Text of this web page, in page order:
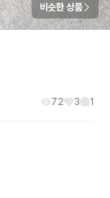
비슷한 상품
72 3 1